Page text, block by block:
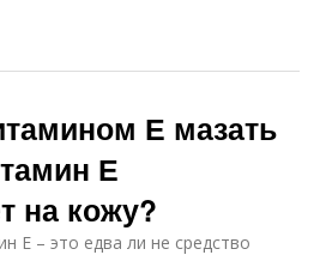
Е мазать
Е
на кожу?
Е – это едва ли не средство